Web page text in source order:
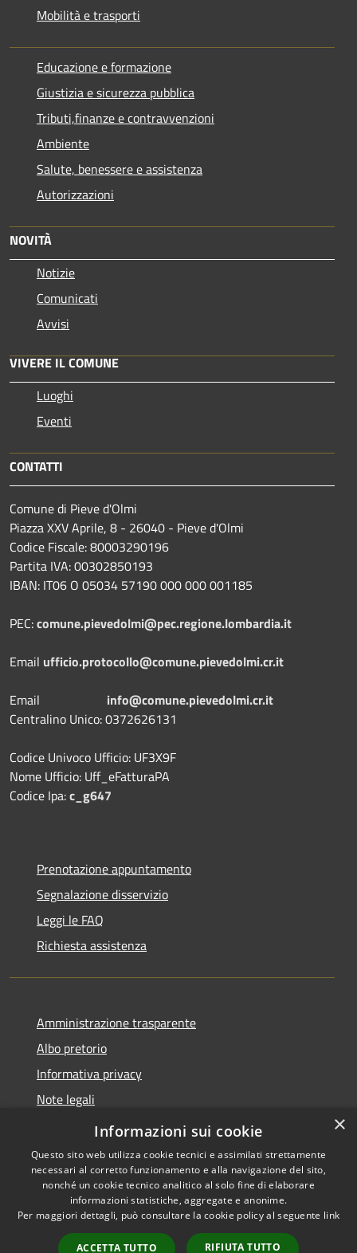
Mobilità e trasporti
Educazione e formazione
Giustizia e sicurezza pubblica
Tributi,finanze e contravvenzioni
Ambiente
Salute, benessere e assistenza
Autorizzazioni
NOVITÀ
Notizie
Comunicati
Avvisi
VIVERE IL COMUNE
Luoghi
Eventi
CONTATTI
Comune di Pieve d'Olmi
Piazza XXV Aprile, 8 - 26040 - Pieve d'Olmi
Codice Fiscale: 80003290196
Partita IVA: 00302850193
IBAN: IT06 O 05034 57190 000 000 001185
PEC:comune.pievedolmi@pec.regione.lombardia.it
Email ufficio.protocollo@comune.pievedolmi.cr.it
Email info@comune.pievedolmi.cr.it
Centralino Unico: 0372626131
Codice Univoco Ufficio: UF3X9F
Nome Ufficio: Uff_eFatturaPA
Codice Ipa:c_g647
Prenotazione appuntamento
Segnalazione disservizio
Leggi le FAQ
Richiesta assistenza
Amministrazione trasparente
Albo pretorio
Informativa privacy
Note legali
Dichiarazione di accessibilità
Accessibilità
Copyright © 2026 • Comune di
Pieve d'Olmi • Powered by
Municipium• Accesso
×
Informazioni sui cookie
Questo sito web utilizza cookie tecnici e assimilati strettamente
necessari al corretto funzionamento e alla navigazione del sito,
nonché un cookie tecnico analitico al solo fine di elaborare
informazioni statistiche, aggregate e anonime.
Per maggiori dettagli, può consultare la cookie policy al seguente link
ACCETTA TUTTO RIFIUTA TUTTO